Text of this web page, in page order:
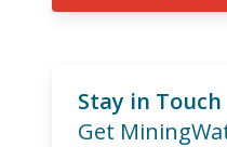
Stay in Touch
Get